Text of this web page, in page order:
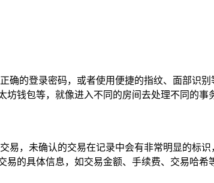
确的登录密码，或者使用便捷的指纹、面部识
钱包等，就像进入不同的房间去处理不同的事
，未确认的交易在记录中会有非常明显的标
的具体信息，如交易金额、手续费、交易哈希